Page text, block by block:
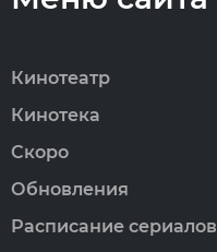
Кинотеатр
Кинотека
Скоро
Обновления
Расписание сериалов